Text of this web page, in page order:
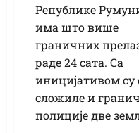
Републике
има што више
граничних
раде 24 сата. Са
иницијативом су
сложиле и
полиције две